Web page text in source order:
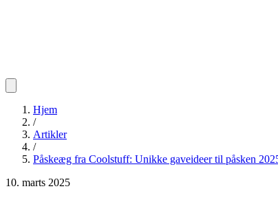
Hjem
/
Artikler
/
Påskeæg fra Coolstuff: Unikke gaveideer til påsken
10. marts 2025